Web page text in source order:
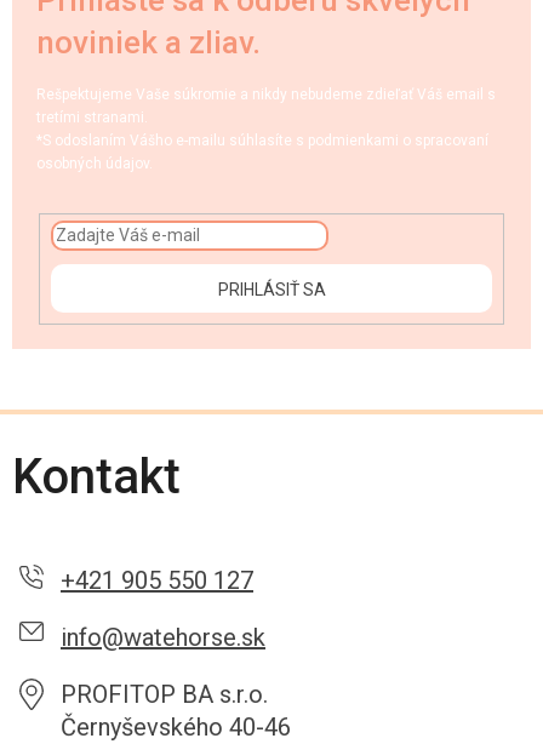
noviniek a zliav.
Rešpektujeme Vaše súkromie a nikdy nebudeme zdieľať Váš email s
tretími stranami.
*S odoslaním Vášho e-mailu súhlasíte s podmienkami o spracovaní
osobných údajov.
PRIHLÁSIŤ SA
Kontakt
+421 905 550 127
info@watehorse.sk
PROFITOP BA s.r.o.
Černyševského 40-46